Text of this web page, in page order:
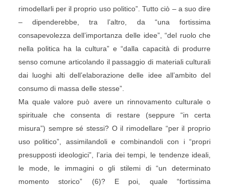
rimodellarli per il proprio uso politico”. Tutto ciò – a suo dire
– dipenderebbe, tra l’altro, da “una fortissima
consapevolezza dell’importanza delle idee”, “del ruolo che
nella politica ha la cultura” e “dalla capacità di produrre
senso comune articolando il passaggio di materiali culturali
dai luoghi alti dell’elaborazione delle idee all’ambito del
consumo di massa delle stesse”.
Ma quale valore può avere un rinnovamento culturale o
spirituale che consenta di restare (seppure “in certa
misura”) sempre sé stessi? O il rimodellare “per il proprio
uso politico”, assimilandoli e combinandoli con i “propri
presupposti ideologici”, l’aria dei tempi, le tendenze ideali,
le mode, le immagini o gli stilemi di “un determinato
momento storico” (6)? E poi, quale “fortissima